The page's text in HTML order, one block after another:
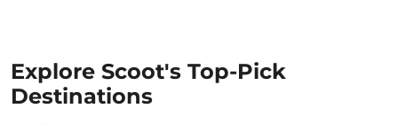
Explore Scoot's Top-Pick
Destinations